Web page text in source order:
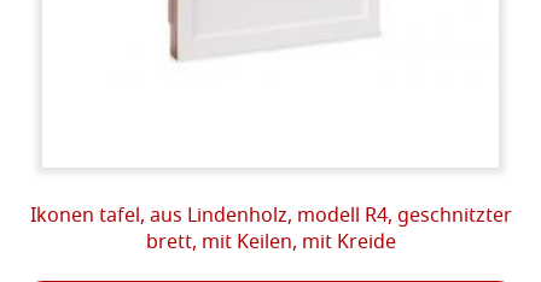
Ikonen tafel, aus Lindenholz, modell R4, geschnitzter
brett, mit Keilen, mit Kreide